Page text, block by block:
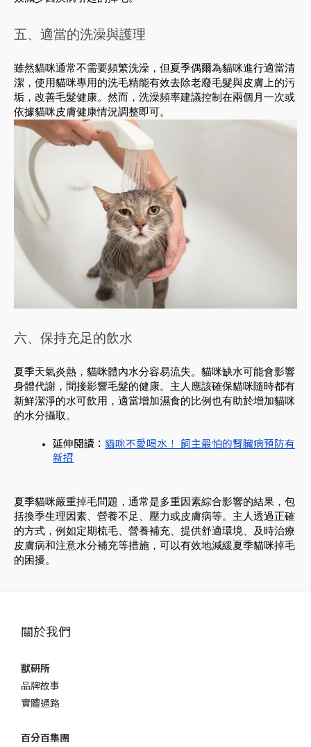
五、適當的洗澡與護理
雖然貓咪通常不需要頻繁洗澡，但夏季偶爾為貓咪進行適當清
潔，使用貓咪專用的洗毛精能有效去除老廢毛髮與皮膚上的污
垢，改善毛髮健康。然而，洗澡頻率建議控制在兩個月一次或
依據貓咪皮膚健康情況調整即可。
六、保持充足的飲水
夏季天氣炎熱，貓咪體內水分容易流失。貓咪缺水可能會影響
身體代謝，間接影響毛髮的健康。主人應該確保貓咪隨時都有
新鮮潔淨的水可飲用，適當增加濕食的比例也有助於增加貓咪
的水分攝取。
延伸閱讀： 貓咪不愛喝水！ 飼主最怕的腎臟病預防有
新招
夏季貓咪嚴重掉毛問題，通常是多重因素綜合影響的結果，包
括換季生理因素、營養不足、壓力或皮膚病等。主人透過正確
的方式，例如定期梳毛、營養補充、提供舒適環境、及時治療
皮膚病和注意水分補充等措施，可以有效地減緩夏季貓咪掉毛
的困擾。
關於我們
獸研所
品牌故事
實體通路
百分百集團